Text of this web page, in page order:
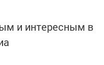
и интересным в